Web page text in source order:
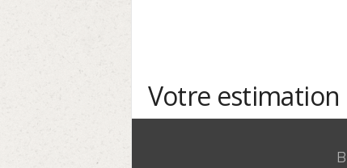
Votre estimation